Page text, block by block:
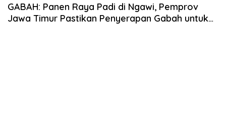
GABAH: Panen Raya Padi di Ngawi, Pemprov
Jawa Timur Pastikan Penyerapan Gabah untuk